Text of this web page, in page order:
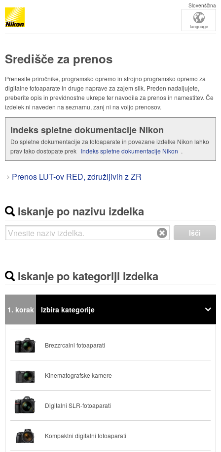
Slovenščina
language
Središče za prenos
Prenesite priročnike, programsko opremo in strojno programsko opremo za
digitalne fotoaparate in druge naprave za zajem slik. Preden nadaljujete,
preberite opis in previdnostne ukrepe ter navodila za prenos in namestitev. Če
izdelek ni naveden na seznamu, zanj ni na voljo prenosov.
Indeks spletne dokumentacije Nikon
Do spletne dokumentacije za fotoaparate in povezane izdelke Nikon lahko
prav tako dostopate prek Indeks spletne dokumentacije Nikon .
Prenos LUT-ov RED, združljivih z ZR
Iskanje po nazivu izdelka
Išči
Iskanje po kategoriji izdelka
1. korak Izbira kategorije
Brezzrcalni fotoaparati
Kinematografske kamere
Digitalni SLR-fotoaparati
Kompaktni digitalni fotoaparati